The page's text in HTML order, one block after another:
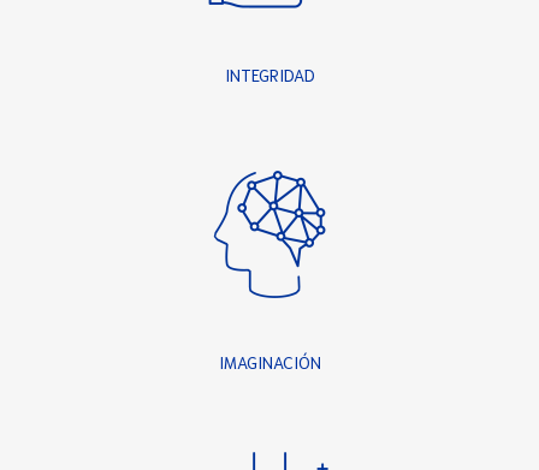
INTEGRIDAD
IMAGINACIÓN